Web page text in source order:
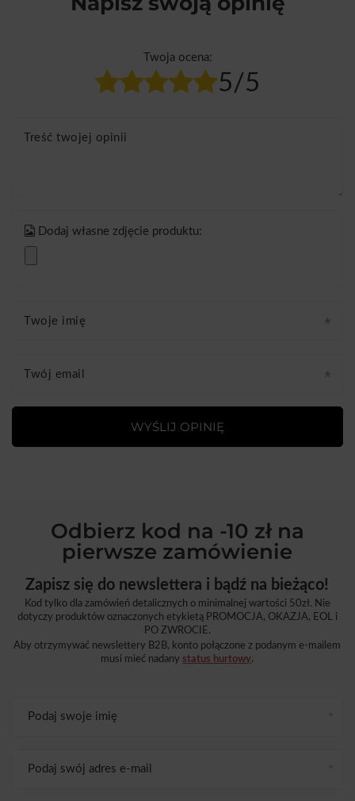
Twoja ocena:
5/5
Treść twojej opinii
Dodaj własne zdjęcie produktu:
Twoje imię
Twój email
WYŚLIJ OPINIĘ
Odbierz kod na -10 zł na
pierwsze zamówienie
Zapisz się do newslettera i bądź na bieżąco!
Kod tylko dla zamówień detalicznych o minimalnej wartości 50zł. Nie
dotyczy produktów oznaczonych etykietą PROMOCJA, OKAZJA, EOL i
PO ZWROCIE.
Aby otrzymywać newslettery B2B, konto połączone z podanym e-mailem
musi mieć nadany status hurtowy.
Podaj swoje imię
Podaj swój adres e-mail